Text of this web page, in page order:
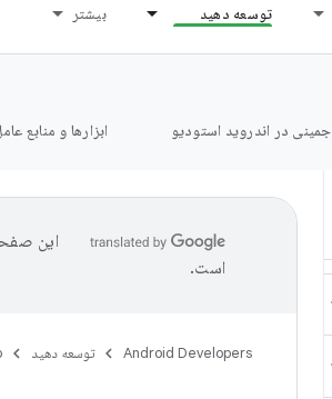
توسعه دهید بیشتر
جمینی در اندروید استودیو ابزارها و منابع
این
است.
Android Developers توسعه دهید